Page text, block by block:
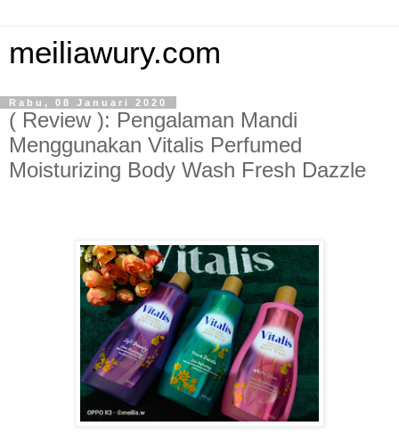
meiliawury.com
Rabu, 08 Januari 2020
( Review ): Pengalaman Mandi
Menggunakan Vitalis Perfumed
Moisturizing Body Wash Fresh Dazzle